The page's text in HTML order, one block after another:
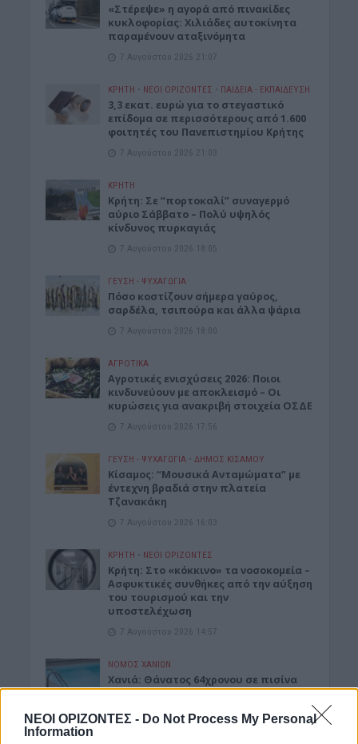
ΝΕΟΙ ΟΡΙΖΟΝΤΕΣ - Do Not Process My Personal
Information
«Στέρεψε» η αγορά από πινακίδες
κυκλοφορίας: Χιλιάδες αυτοκίνητα
παραμένουν αταξινόμητα
7 Αυγούστου 2026 21:07
ΚΡΗΤΗ • ΝΕΟΙ ΟΡΙΖΟΝΤΕΣ • ΠΑΙΔΕΙΑ - ΕΚΠΑΙΔΕΥΣΗ
3,3 εκατ. ευρώ για το στεγαστικό
επίδομα σε περισσότερους από 1.600
φοιτητές του Πανεπιστημίου Κρήτης
7 Αυγούστου 2026 21:03
ΚΡΗΤΗ
Κρήτη: Σε “πορτοκαλί” συναγερμό
αύριο Σάββατο – Πολύ υψηλός
κίνδυνος πυρκαγιάς
7 Αυγούστου 2026 18:05
ΓΕΎΣΗ - ΨΥΧΑΓΩΓΊΑ
Πόσο κοστίζουν σήμερα γαύρος,
σαρδέλα, τσιπούρα και άλλα ψάρια
7 Αυγούστου 2026 18:00
ΑΓΡΟΤΙΚΑ
Αγροτικές ενισχύσεις 2026: Ποιοι
κινδυνεύουν με αποκλεισμό – Οι
κυρώσεις για ανακριβή στοιχεία ΟΣΔΕ
7 Αυγούστου 2026 17:56
ΓΕΎΣΗ - ΨΥΧΑΓΩΓΊΑ • ΔΉΜΟΣ ΚΙΣΆΜΟΥ
Κίσαμος: “Μουσικά Ανταμώματα” με
έντεχνη βραδιά στην πλατεία
Τζανακάκη
7 Αυγούστου 2026 16:03
ΚΡΗΤΗ • ΝΕΟΙ ΟΡΙΖΟΝΤΕΣ
Κρήτη: Στο «κόκκινο» τα νοσοκομεία –
Ασφυκτικές συνθήκες από την αύξηση
του τουρισμού και την
υποστελέχωση
7 Αυγούστου 2026 14:57
ΝΟΜΌΣ ΧΑΝΊΩΝ
Χανιά: Θάνατος 64χρονου σε πισίνα
ξενοδοχείου – Μια σύλληψη
7 Αυγούστου 2026 14:54